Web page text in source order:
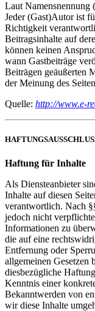
Laut Namensnennung
Jeder (Gast)Autor ist
Richtigkeit
Beitragsinhalte auf
können keinen
wann Gastbeiträge
Beiträgen geäußerten
der Meinung des
Quelle: http://www.e-
Haftung für Inhalte
Als Diensteanbieter
Inhalte auf diesen
verantwortlich. Nach
jedoch nicht
Informationen zu
die auf eine
Entfernung oder
allgemeinen Gesetzen
diesbezügliche
Kenntnis einer
Bekanntwerden von
wir diese Inhalte